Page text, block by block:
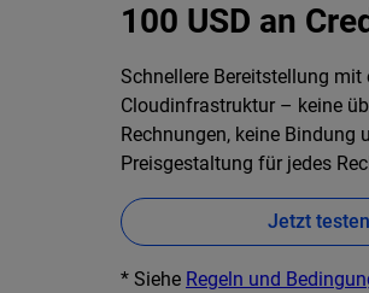
100 USD an
Schnellere Bereitstellung mit
Cloudinfrastruktur – keine
Rechnungen, keine Bindung
Preisgestaltung für jedes
Jetzt testen
* Siehe Regeln und